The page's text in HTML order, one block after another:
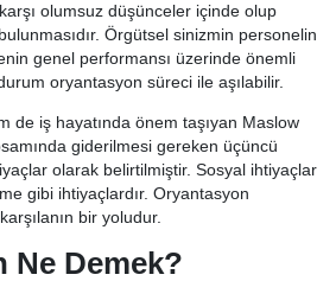
olumsuz düşünceler içinde olup
Örgütsel sinizmin personelin
genel performansı üzerinde önemli
oryantasyon süreci ile aşılabilir.
de iş hayatında önem taşıyan Maslow
giderilmesi gereken üçüncü
olarak belirtilmiştir. Sosyal ihtiyaçlar
gibi ihtiyaçlardır. Oryantasyon
bir yoludur.
Ne Demek?